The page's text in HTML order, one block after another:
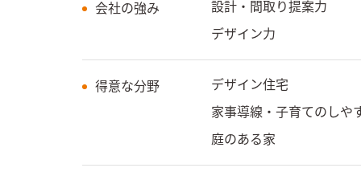
会社の強み 設計・間取り提案力
デザイン力
得意な分野 デザイン住宅
家事導線・子育てのしや
庭のある家